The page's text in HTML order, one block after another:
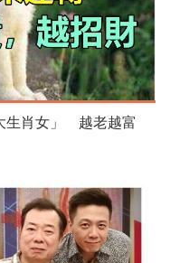
生肖女」 越老越富